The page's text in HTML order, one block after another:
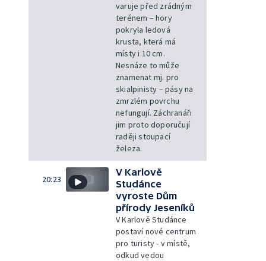
varuje před zrádným
terénem – hory
pokryla ledová
krusta, která má
místy i 10 cm.
Nesnáze to může
znamenat mj. pro
skialpinisty – pásy na
zmrzlém povrchu
nefungují. Záchranáři
jim proto doporučují
raději stoupací
železa.
20:23
V Karlově
Studánce
vyroste Dům
přírody Jeseníků
V Karlově Studánce
postaví nové centrum
pro turisty - v místě,
odkud vedou